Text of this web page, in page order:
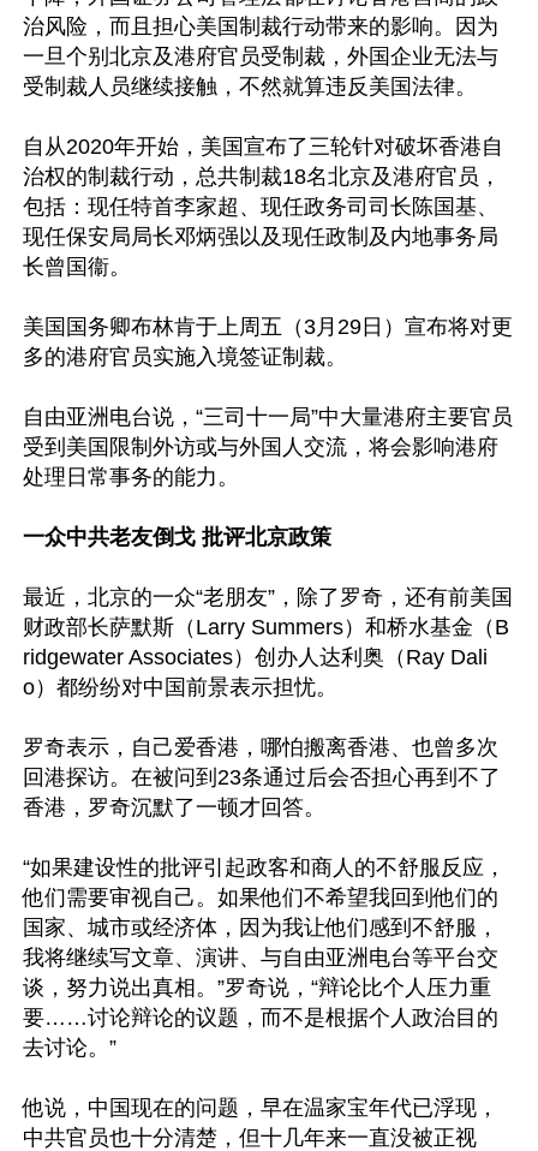
治风险，而且担心美国制裁行动带来的影响。因为
一旦个别北京及港府官员受制裁，外国企业无法与
受制裁人员继续接触，不然就算违反美国法律。
自从2020年开始，美国宣布了三轮针对破坏香港自
治权的制裁行动，总共制裁18名北京及港府官员，
包括：现任特首李家超、现任政务司司长陈国基、
现任保安局局长邓炳强以及现任政制及内地事务局
长曾国衞。
美国国务卿布林肯于上周五（3月29日）宣布将对更
多的港府官员实施入境签证制裁。
自由亚洲电台说，“三司十一局”中大量港府主要官员
受到美国限制外访或与外国人交流，将会影响港府
处理日常事务的能力。
一众中共老友倒戈 批评北京政策
最近，北京的一众“老朋友”，除了罗奇，还有前美国
财政部长萨默斯（Larry Summers）和桥水基金（B
ridgewater Associates）创办人达利奥（Ray Dali
o）都纷纷对中国前景表示担忧。
罗奇表示，自己爱香港，哪怕搬离香港、也曾多次
回港探访。在被问到23条通过后会否担心再到不了
香港，罗奇沉默了一顿才回答。
“如果建设性的批评引起政客和商人的不舒服反应，
他们需要审视自己。如果他们不希望我回到他们的
国家、城市或经济体，因为我让他们感到不舒服，
我将继续写文章、演讲、与自由亚洲电台等平台交
谈，努力说出真相。”罗奇说，“辩论比个人压力重
要……讨论辩论的议题，而不是根据个人政治目的
去讨论。”
他说，中国现在的问题，早在温家宝年代已浮现，
中共官员也十分清楚，但十几年来一直没被正视